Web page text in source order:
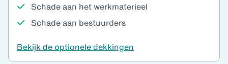
Schade aan het werkmaterieel
Schade aan bestuurders
Bekijk de optionele dekkingen